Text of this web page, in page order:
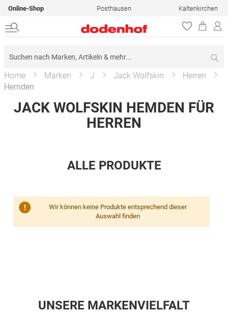
Online-Shop Posthausen Kaltenkirchen
Home Marken J Jack Wolfskin
Herren
Hemden
JACK WOLFSKIN HEMDEN FÜR
HERREN
ALLE PRODUKTE
Wir können keine Produkte entsprechend dieser
Auswahl finden
UNSERE MARKENVIELFALT